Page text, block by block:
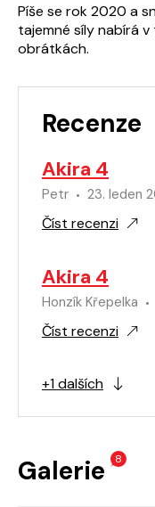
Píše se rok 2020 a
tajemné síly nabírá
obrátkách.
Recenze
Akira 4
Petr 23. leden
Číst recenzi
Akira 4
Honzík Křepelka
Číst recenzi
+1 dalších
Galerie 8